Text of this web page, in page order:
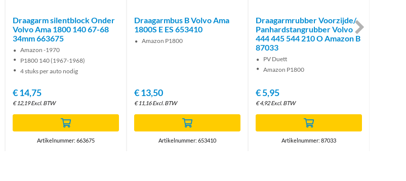
Draagarm silentblock Onder
Volvo Ama 1800 140 67-68
34mm 663675
Amazon -1970
P1800 140 (1967-1968)
4 stuks per auto nodig
€14,75
€12,19 Excl. BTW
Artikelnummer: 663675
Draagarmbus B Volvo Ama
1800S E ES 653410
Amazon P1800
€13,50
€11,16 Excl. BTW
Artikelnummer: 653410
Draagarmrubber Voorzijde/
Panhardstangrubber Volvo
444 445 544 210 O Amazon B
87033
PV Duett
Amazon P1800
€5,95
€4,92 Excl. BTW
Artikelnummer: 87033